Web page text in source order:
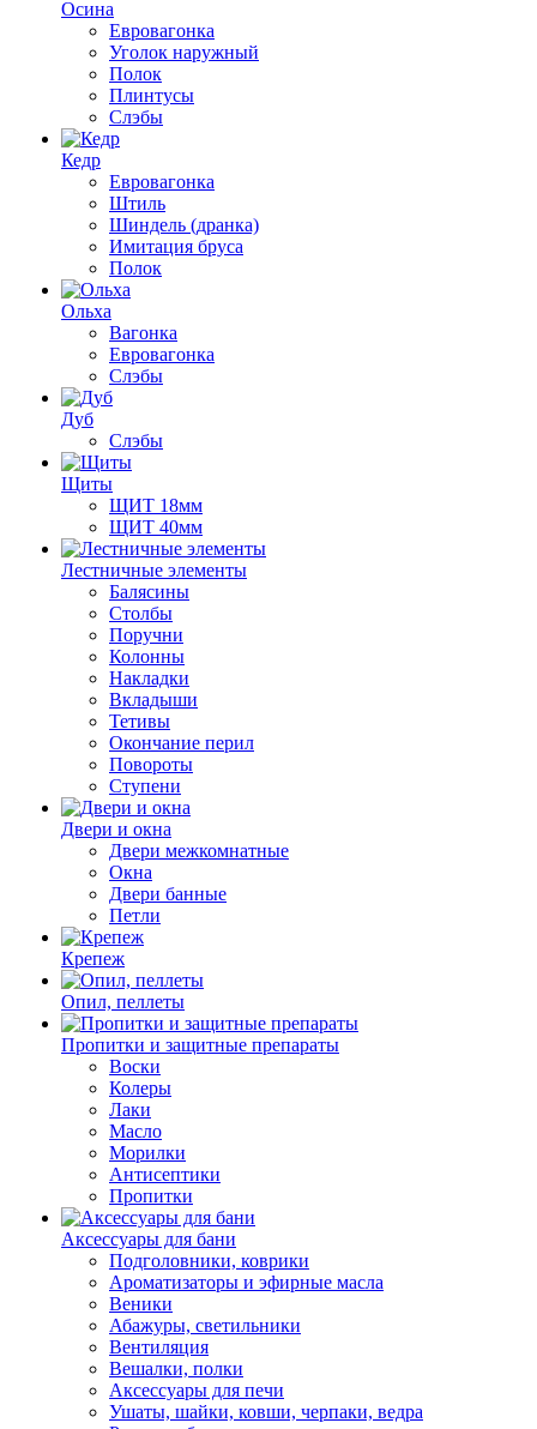
Осина
Евровагонка
Уголок наружный
Полок
Плинтусы
Слэбы
Кедр
Евровагонка
Штиль
Шиндель (дранка)
Имитация бруса
Полок
Ольха
Вагонка
Евровагонка
Слэбы
Дуб
Слэбы
Щиты
ЩИТ 18мм
ЩИТ 40мм
Лестничные элементы
Балясины
Столбы
Поручни
Колонны
Накладки
Вкладыши
Тетивы
Окончание перил
Повороты
Ступени
Двери и окна
Двери межкомнатные
Окна
Двери банные
Петли
Крепеж
Опил, пеллеты
Пропитки и защитные препараты
Воски
Колеры
Лаки
Масло
Морилки
Антисептики
Пропитки
Аксессуары для бани
Подголовники, коврики
Ароматизаторы и эфирные масла
Веники
Абажуры, светильники
Вентиляция
Вешалки, полки
Аксессуары для печи
Ушаты, шайки, ковши, черпаки, ведра